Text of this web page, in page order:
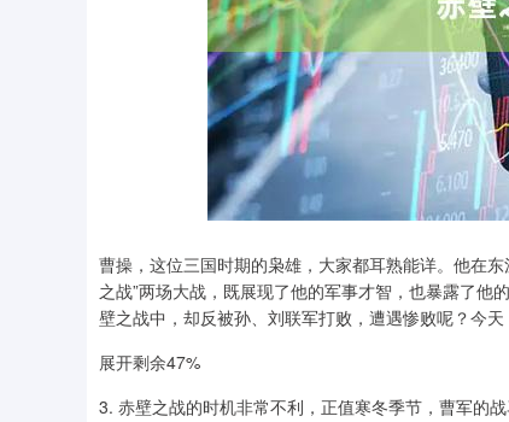
曹操，这位三国时期的枭雄，大家都耳熟能详。他在
之战”两场大战，既展现了他的军事才智，也暴露了
壁之战中，却反被孙、刘联军打败，遭遇惨败呢？今
展开剩余47%
3. 赤壁之战的时机非常不利，正值寒冬季节，曹军的
深证成指 14311.01 200.89